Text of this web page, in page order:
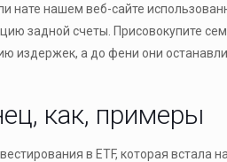
нате нашем веб-сайте
задной счеты. Присовокупите
издержек, а до фени они
как, примеры
в ETF, которая встала